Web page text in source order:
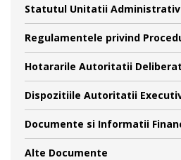
Statutul Unitatii
Regulamentele privind
Hotararile Autoritatii
Dispozitiile Autoritatii
Documente si Informatii
Alte Documente